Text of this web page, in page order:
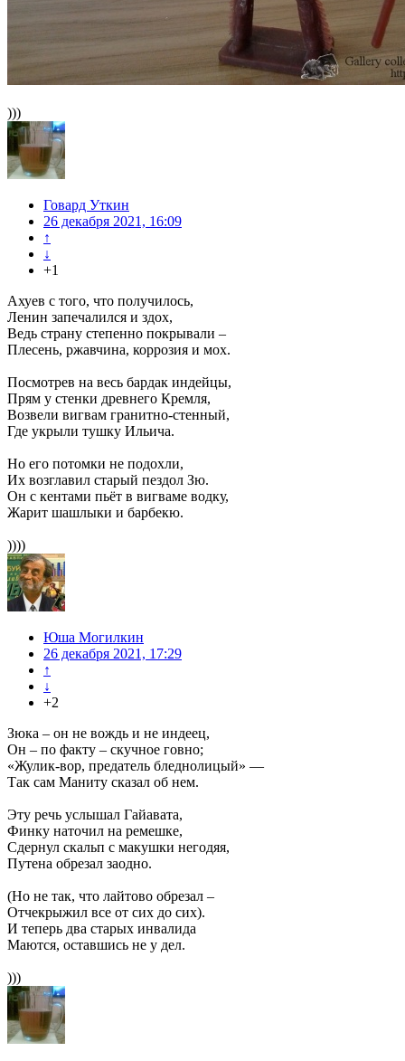
)))
Говард Уткин
26 декабря 2021, 16:09
↑
↓
+1
Ахуев с того, что получилось,
Ленин запечалился и здох,
Ведь страну степенно покрывали –
Плесень, ржавчина, коррозия и мох.
Посмотрев на весь бардак индейцы,
Прям у стенки древнего Кремля,
Возвели вигвам гранитно-стенный,
Где укрыли тушку Ильича.
Но его потомки не подохли,
Их возглавил старый пездол Зю.
Он с кентами пьёт в вигваме водку,
Жарит шашлыки и барбекю.
))))
Юша Могилкин
26 декабря 2021, 17:29
↑
↓
+2
Зюка – он не вождь и не индеец,
Он – по факту – скучное говно;
«Жулик-вор, предатель бледнолицый» —
Так сам Маниту сказал об нем.
Эту речь услышал Гайавата,
Финку наточил на ремешке,
Сдернул скальп с макушки негодяя,
Путена обрезал заодно.
(Но не так, что лайтово обрезал –
Отчекрыжил все от сих до сих).
И теперь два старых инвалида
Маются, оставшись не у дел.
)))